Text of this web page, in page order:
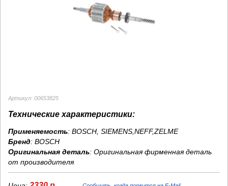
Артикул: 00653825
Технические характеристики:
Применяемость: BOSCH, SIEMENS,NEFF,ZELME
Бренд: BOSCH
Оригинальная деталь: Оригинальная фирменная деталь
от производителя